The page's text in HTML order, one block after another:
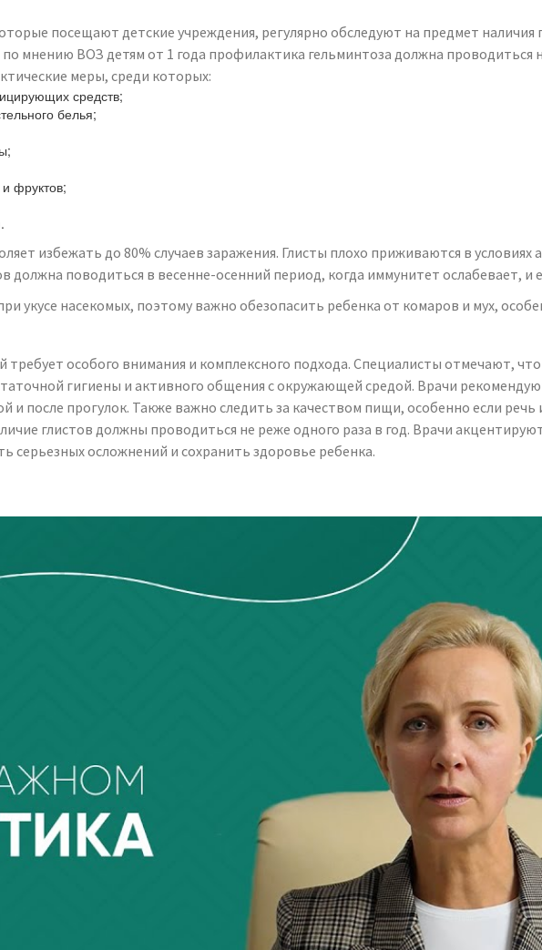
посещают детские учреждения, регулярно обследуют на предмет наличия
мнению ВОЗ детям от 1 года профилактика гельминтоза должна проводиться
меры, среди которых:
средств;
белья;
фруктов;
избежать до 80% случаев заражения. Глисты плохо приживаются в условиях
поводиться в весенне-осенний период, когда иммунитет ослабевает, и
укусе насекомых, поэтому важно обезопасить ребенка от комаров и мух,
особого внимания и комплексного подхода. Специалисты отмечают,
гигиены и активного общения с окружающей средой. Врачи
и после прогулок. Также важно следить за качеством пищи, особенно если
глистов должны проводиться не реже одного раза в год. Врачи
серьезных осложнений и сохранить здоровье ребенка.